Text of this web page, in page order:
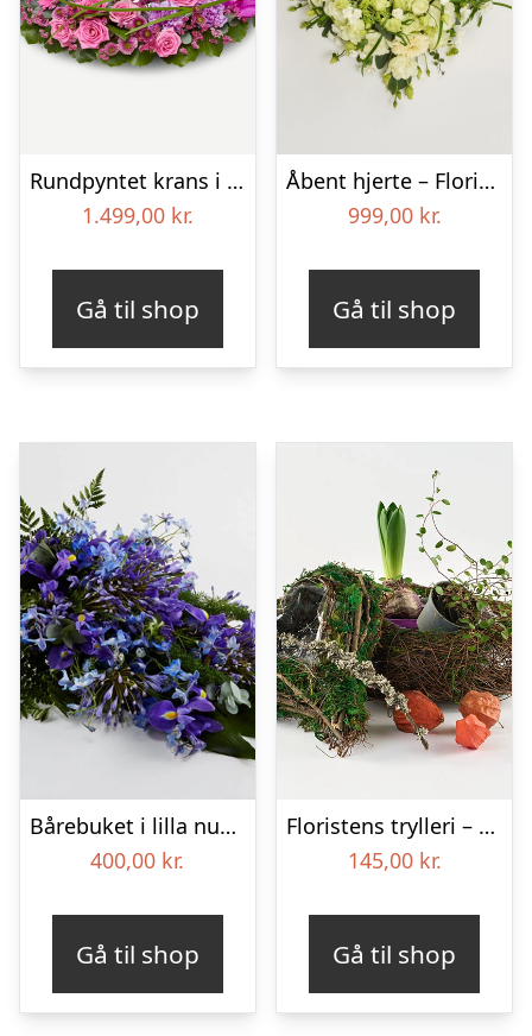
Rundpyntet krans i klassisk stil – pink
1.499,00 kr.
Gå til shop
Åbent hjerte – Floristens kreative valg
999,00 kr.
Gå til shop
Bårebuket i lilla nuancer – Blomster til begravelse
400,00 kr.
Gå til shop
Floristens trylleri – gravpynt – Blomster til begravelse
145,00 kr.
Gå til shop